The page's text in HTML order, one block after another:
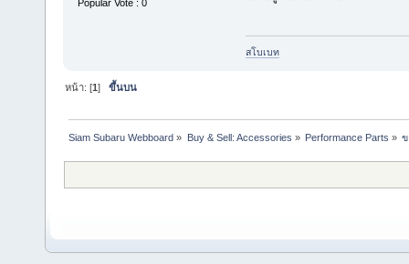
Popular Vote : 0
สโบเบท
หน้า: [1]ขึ้นบน
Siam Subaru Webboard » Buy & Sell: Accessories » Performance Parts » ข